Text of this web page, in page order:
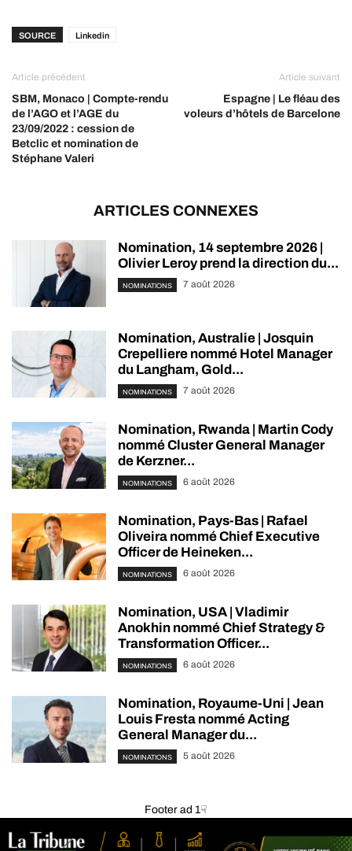
SOURCE Linkedin
Article précédent
SBM, Monaco | Compte-rendu
de l’AGO et l’AGE du
23/09/2022 : cession de
Betclic et nomination de
Stéphane Valeri
Article suivant
Espagne | Le fléau des
voleurs d’hôtels de Barcelone
ARTICLES CONNEXES
Nomination, 14 septembre 2026 |
Olivier Leroy prend la direction du...
NOMINATIONS 7 août 2026
Nomination, Australie | Josquin
Crepelliere nommé Hotel Manager
du Langham, Gold...
NOMINATIONS 7 août 2026
Nomination, Rwanda | Martin Cody
nommé Cluster General Manager
de Kerzner...
NOMINATIONS 6 août 2026
Nomination, Pays-Bas | Rafael
Oliveira nommé Chief Executive
Officer de Heineken...
NOMINATIONS 6 août 2026
Nomination, USA | Vladimir
Anokhin nommé Chief Strategy &
Transformation Officer...
NOMINATIONS 6 août 2026
Nomination, Royaume-Uni | Jean
Louis Fresta nommé Acting
General Manager du...
NOMINATIONS 5 août 2026
Footer ad 1☟